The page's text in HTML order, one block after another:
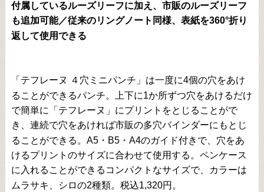
付属しているルーズリーフに加え、市販のルーズリーフ
も追加可能／従来のリングノート同様、表紙を360°折り
返して使用できる
「テフレーヌ ４穴ミニパンチ」は一度に4個の穴をあけ
ることができるパンチ。上下に1か所ずつ穴をあけるだけ
で簡単に「テフレーヌ」にプリントをとじることがで
き、連続で穴をあければ市販の多穴バインダーにもとじ
ることができる。A5・B5・A4のガイド付きで、穴をあ
けるプリントのサイズに合わせて使用する。ペンケース
に入れることができるコンパクトなサイズで、カラーは
ムラサキ、シロの2種類。税込1,320円。